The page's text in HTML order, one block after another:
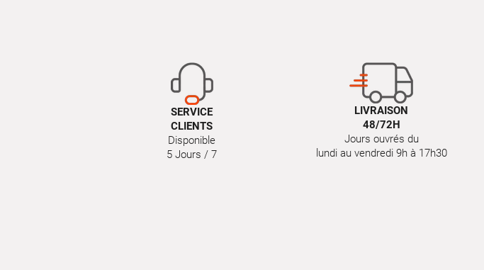
SERVICE
CLIENTS
Disponible
5 Jours / 7
LIVRAISON
48/72H
Jours ouvrés du
lundi au vendredi 9h à 17h30